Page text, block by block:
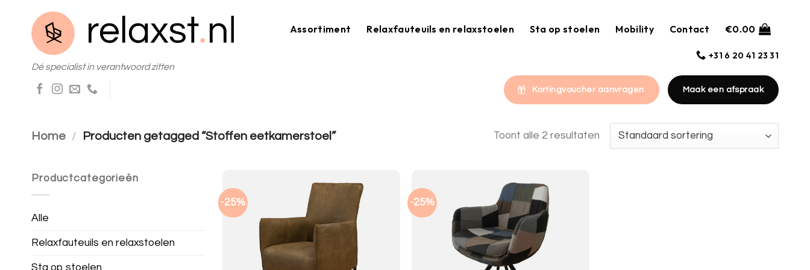
content
Dé specialist in verantwoord zitten
Assortiment Relaxfauteuils en relaxstoelen Sta op stoelen Mobility Contact €0.00
+31 6 20 41 23 31
Kortingvoucher aanvragen Maak een afspraak
Home / Producten getagged “Stoffen eetkamerstoel” Toont alle 2 resultaten
Productcategorieën
Alle
Relaxfauteuils en relaxstoelen
Sta op stoelen
-25% -25%